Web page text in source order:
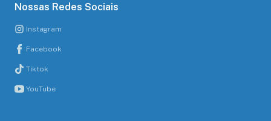
Nossas Redes Sociais
Instagram
Facebook
Tiktok
YouTube